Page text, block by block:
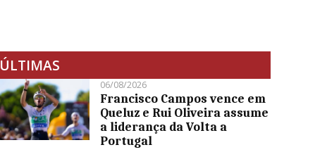
ÚLTIMAS
06/08/2026
Francisco Campos vence em
Queluz e Rui Oliveira assume
a liderança da Volta a
Portugal